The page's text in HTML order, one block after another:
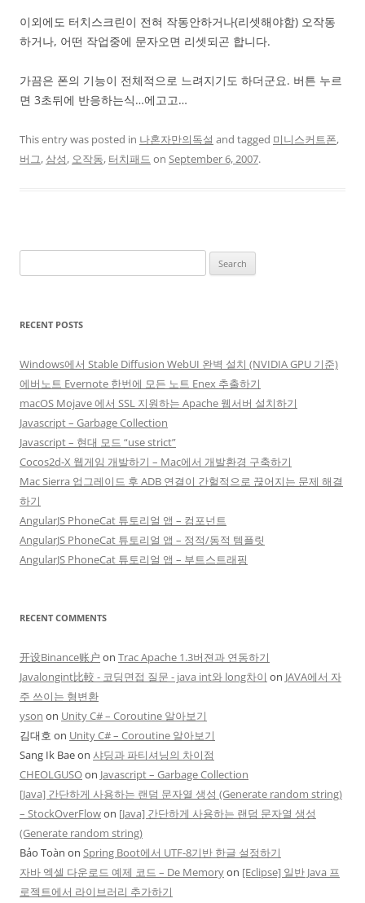
이외에도 터치스크린이 전혀 작동안하거나(리셋해야함) 오작동
하거나, 어떤 작업중에 문자오면 리셋되곤 합니다.
가끔은 폰의 기능이 전체적으로 느려지기도 하더군요. 버튼 누르
면 3초뒤에 반응하는식…에고고…
This entry was posted in 나혼자만의독설 and tagged 미니스커트폰,
버그, 삼성, 오작동, 터치패드 on September 6, 2007.
for:
RECENT POSTS
Windows에서 Stable Diffusion WebUI 완벽 설치 (NVIDIA GPU 기준)
에버노트 Evernote 한번에 모든 노트 Enex 추출하기
macOS Mojave 에서 SSL 지원하는 Apache 웹서버 설치하기
Javascript – Garbage Collection
Javascript – 현대 모드 “use strict”
Cocos2d-X 웹게임 개발하기 – Mac에서 개발환경 구축하기
Mac Sierra 업그레이드 후 ADB 연결이 간헐적으로 끊어지는 문제 해결
하기
AngularJS PhoneCat 튜토리얼 앱 – 컴포넌트
AngularJS PhoneCat 튜토리얼 앱 – 정적/동적 템플릿
AngularJS PhoneCat 튜토리얼 앱 – 부트스트래핑
RECENT COMMENTS
开设Binance账户 on Trac Apache 1.3버젼과 연동하기
Javalongint比較 - 코딩면접 질문 - java int와 long차이 on JAVA에서 자
주 쓰이는 형변환
yson on Unity C# – Coroutine 알아보기
김대호 on Unity C# – Coroutine 알아보기
Sang Ik Baeon 샤딩과 파티셔닝의 차이점
CHEOLGUSOon Javascript – Garbage Collection
[Java] 간단하게 사용하는 랜덤 문자열 생성 (Generate random string)
– StockOverFlowon [Java] 간단하게 사용하는 랜덤 문자열 생성
(Generate random string)
Bảo Toàn on Spring Boot에서 UTF-8기반 한글 설정하기
자바 엑셀 다운로드 예제 코드 – De Memoryon [Eclipse] 일반 Java 프
로젝트에서 라이브러리 추가하기